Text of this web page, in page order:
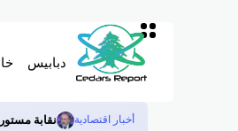
دبابيس
أخبار اقتصادية نقابة